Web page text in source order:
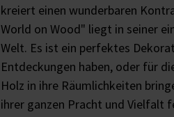
kreiert einen wunderbaren
World on Wood" liegt in seiner
Welt. Es ist ein perfektes
Entdeckungen haben, oder für
Holz in ihre Räumlichkeiten
ihrer ganzen Pracht und Vielfalt